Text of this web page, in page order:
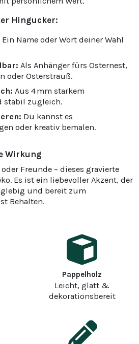
Hingucker:
Ein Name oder Wort deiner Wahl
Als Anhänger fürs Osternest,
oder Osterstrauß.
Aus 4 mm starkem
stabil zugleich.
Du kannst es
oder kreativ bemalen.
Wirkung
Freunde – dieses gravierte
Es ist ein liebevoller Akzent, der
und bereit zum
Behalten.
Pappelholz
Leicht, glatt &
dekorationsbereit